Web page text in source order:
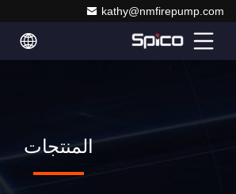
kathy@nmfirepump.com
المنتجات